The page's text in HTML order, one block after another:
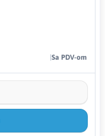
Sa PDV-om